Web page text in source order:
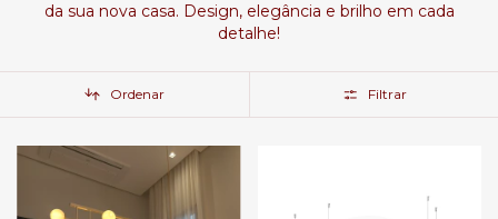
da sua nova casa. Design, elegância e brilho em cada
detalhe!
Ordenar Filtrar